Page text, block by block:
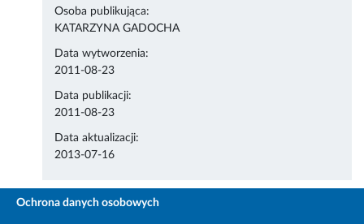
Osoba publikująca:
KATARZYNA GADOCHA
Data wytworzenia:
2011-08-23
Data publikacji:
2011-08-23
Data aktualizacji:
2013-07-16
Ochrona danych osobowych